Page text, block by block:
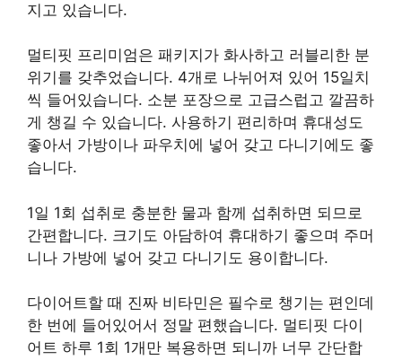
지고 있습니다.
멀티핏 프리미엄은 패키지가 화사하고 러블리한 분
위기를 갖추었습니다. 4개로 나뉘어져 있어 15일치
씩 들어있습니다. 소분 포장으로 고급스럽고 깔끔하
게 챙길 수 있습니다. 사용하기 편리하며 휴대성도
좋아서 가방이나 파우치에 넣어 갖고 다니기에도 좋
습니다.
1일 1회 섭취로 충분한 물과 함께 섭취하면 되므로
간편합니다. 크기도 아담하여 휴대하기 좋으며 주머
니나 가방에 넣어 갖고 다니기도 용이합니다.
다이어트할 때 진짜 비타민은 필수로 챙기는 편인데
한 번에 들어있어서 정말 편했습니다. 멀티핏 다이
어트 하루 1회 1개만 복용하면 되니까 너무 간단합